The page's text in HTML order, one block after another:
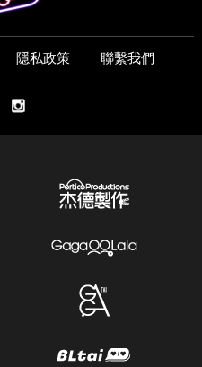
隱私政策 聯繫我們